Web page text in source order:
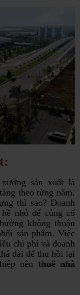
sản xuất là
theo từng năm.
thì sao? Doanh
nhỏ để củng cố
không thuận
sản phẩm. Việc
chi phí và doanh
dài để thu hồi lại
nên thuê nhà